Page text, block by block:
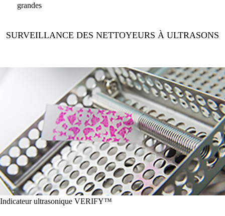
grandes
SURVEILLANCE DES NETTOYEURS À ULTRASONS
Indicateur ultrasonique VERIFY™